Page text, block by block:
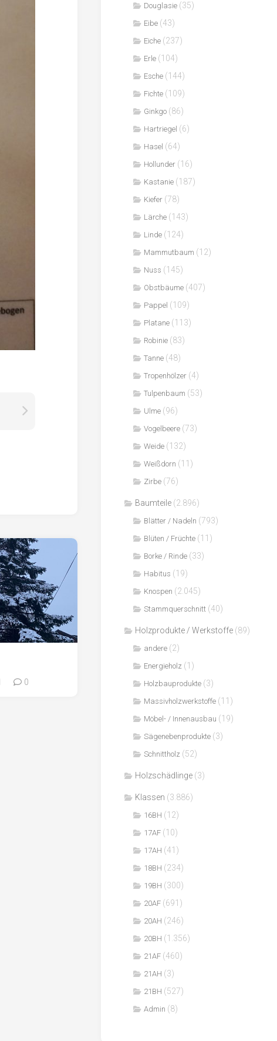
0
Douglasie (35)
Eibe (43)
Eiche (237)
Erle (104)
Esche (144)
Fichte (109)
Ginkgo (86)
Hartriegel (6)
Hasel (64)
Hollunder (16)
Kastanie (187)
Kiefer (78)
Lärche (143)
Linde (124)
Mammutbaum (12)
Nuss (145)
Obstbäume (407)
Pappel (109)
Platane (113)
Robinie (83)
Tanne (48)
Tropenhölzer (4)
Tulpenbaum (53)
Ulme (96)
Vogelbeere (73)
Weide (132)
Weißdorn (11)
Zirbe (76)
Baumteile (2.896)
Blätter / Nadeln (793)
Blüten / Früchte (11)
Borke / Rinde (33)
Habitus (19)
Knospen (2.045)
Stammquerschnitt (40)
Holzprodukte / Werkstoffe (89)
andere (2)
Energieholz (1)
Holzbauprodukte (3)
Massivholzwerkstoffe (11)
Möbel- / Innenausbau (19)
Sägenebenprodukte (3)
Schnittholz (52)
Holzschädlinge (3)
Klassen (3.886)
16BH (12)
17AF (10)
17AH (41)
18BH (234)
19BH (300)
20AF (691)
20AH (246)
20BH (1.356)
21AF (460)
21AH (3)
21BH (527)
Admin (8)